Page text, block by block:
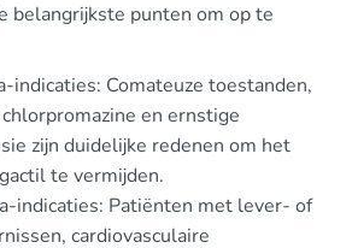
belangrijkste punten om op te
indicaties: Comateuze toestanden,
en ernstige
zijn duidelijke redenen om het
te vermijden.
indicaties: Patiënten met lever- of
cardiovasculaire